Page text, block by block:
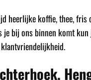
heerlijke koffie, thee,
bij ons binnen komt
klantvriendelijkheid.